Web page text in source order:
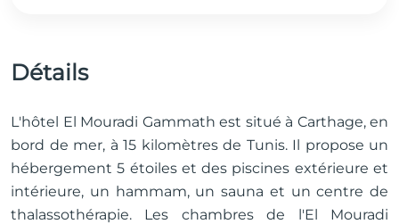
Détails
L'hôtel El Mouradi Gammath est situé à Carthage, en
bord de mer, à 15 kilomètres de Tunis. Il propose un
hébergement 5 étoiles et des piscines extérieure et
intérieure, un hammam, un sauna et un centre de
thalassothérapie. Les chambres de l'El Mouradi